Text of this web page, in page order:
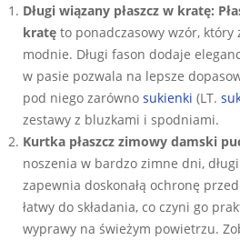
Długi wiązany płaszcz w kratę:
kratę to ponadczasowy wzór, który
modnie. Długi fason dodaje
w pasie pozwala na lepsze
pod niego zarówno sukienki (LT.
zestawy z bluzkami i spodniami.
Kurtka płaszcz zimowy damski
noszenia w bardzo zimne dni,
zapewnia doskonałą ochronę
łatwy do składania, co czyni go
wyprawy na świeżym powietrzu.